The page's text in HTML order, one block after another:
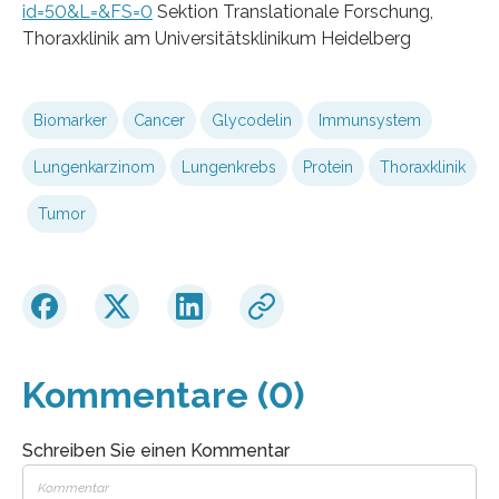
id=50&L=&FS=0 Sektion Translationale Forschung,
Thoraxklinik am Universitätsklinikum Heidelberg
Biomarker Cancer Glycodelin Immunsystem
Lungenkarzinom Lungenkrebs Protein Thoraxklinik
Tumor
Kommentare (0)
Schreiben Sie einen Kommentar